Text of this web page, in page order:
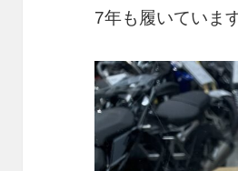
7年も履いていま